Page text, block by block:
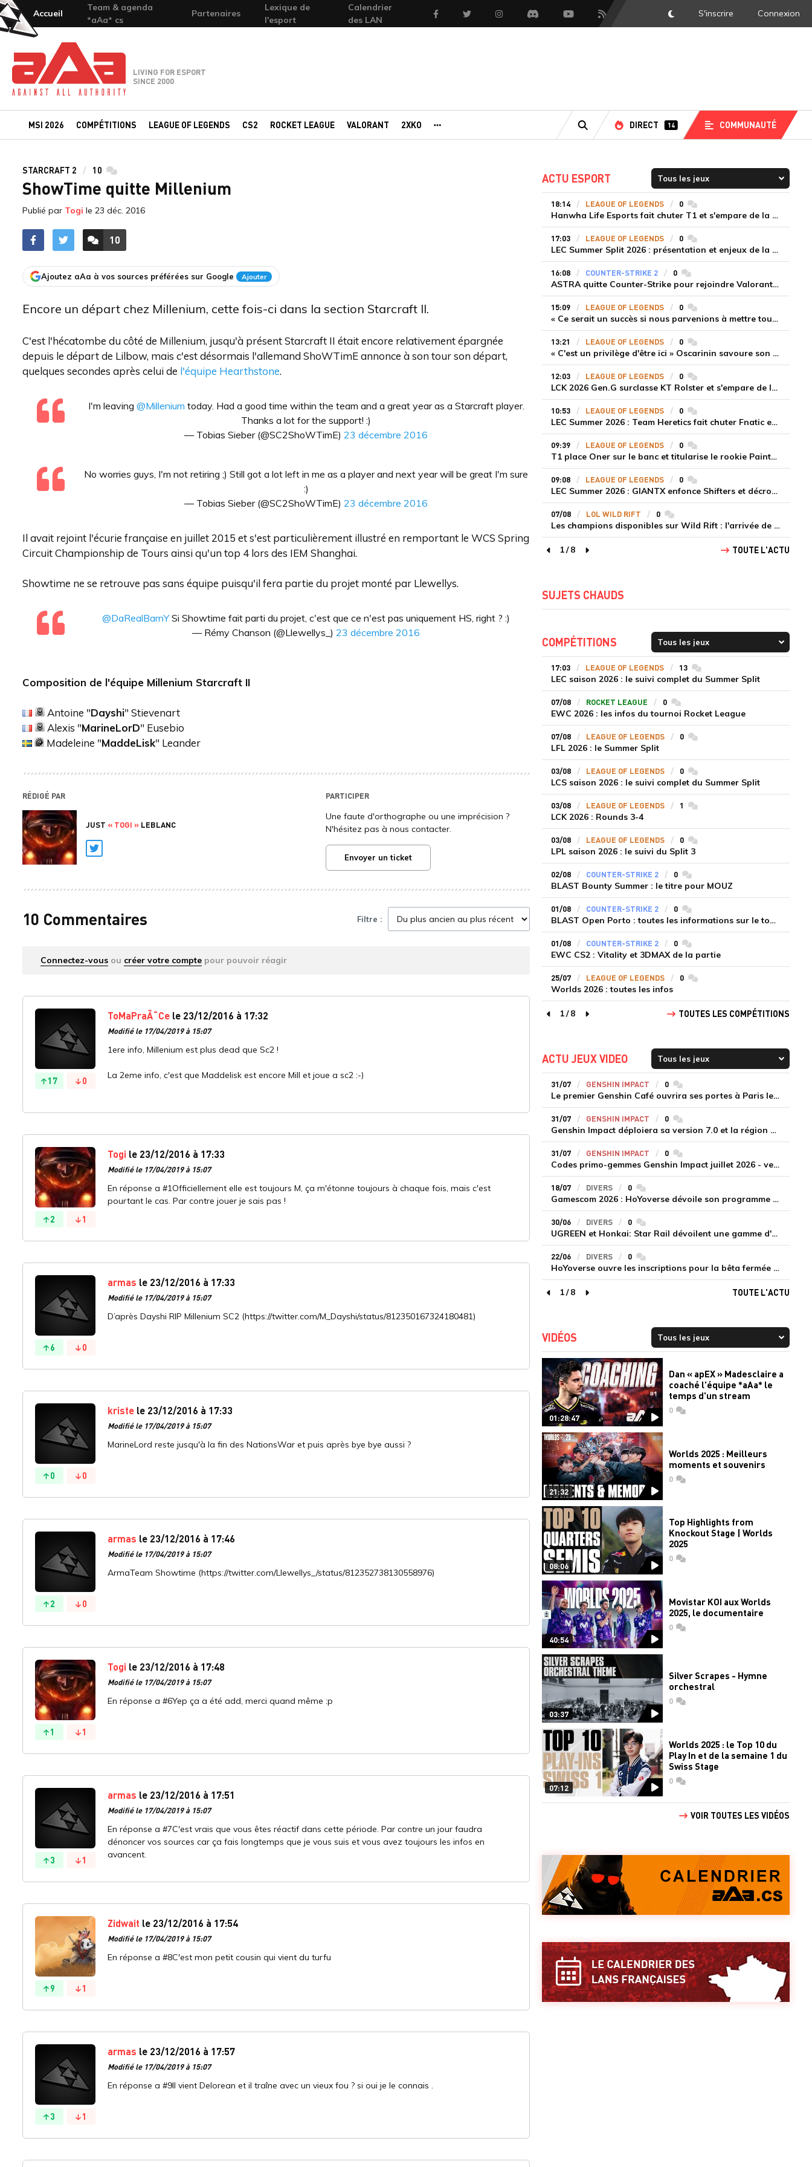
Accueil
Team & agenda
*aAa* cs
Partenaires
Lexique de
l'esport
Calendrier
des LAN
FacebookTwitter InstagramDiscord YoutubeFlux RSS DarkMode
S'inscrire Connexion
Team-aAa - against All authority
LIVING FOR ESPORT
SINCE 2000
MSI 2026 COMPÉTITIONS LEAGUE OF LEGENDS CS2 ROCKET LEAGUE VALORANT 2XKO
RECHERCHE
DIRECT 14 COMMUNAUTÉ
STARCRAFT 2 10 commentaires
ShowTime quitte Millenium
Publié par Togi le 23 déc. 2016
ACCÉDER AUX
10
COMMENTAIRES
Ajoutez aAa à vos sources préférées sur Google Ajouter
Encore un départ chez Millenium, cette fois-ci dans la section Starcraft II.
C'est l'hécatombe du côté de Millenium, jusqu'à présent Starcraft II était encore relativement épargnée
depuis le départ de Lilbow, mais c'est désormais l'allemand ShoWTimE annonce à son tour son départ,
quelques secondes après celui de l'équipe Hearthstone.
I'm leaving @Millenium today. Had a good time within the team and a great year as a Starcraft player.
Thanks a lot for the support! :)
— Tobias Sieber (@SC2ShoWTimE)23 décembre 2016
No worries guys, I'm not retiring ;) Still got a lot left in me as a player and next year will be great I'm sure
:)
— Tobias Sieber (@SC2ShoWTimE)23 décembre 2016
Il avait rejoint l'écurie française en juillet 2015 et s'est particulièrement illustré en remportant le WCS Spring
Circuit Championship de Tours ainsi qu'un top 4 lors des IEM Shanghai.
Showtime ne se retrouve pas sans équipe puisqu'il fera partie du projet monté par Llewellys.
@DaRealBarnYSi Showtime fait parti du projet, c'est que ce n'est pas uniquement HS, right ? :)
— Rémy Chanson (@Llewellys_)23 décembre 2016
Composition de l'équipe Millenium Starcraft II
Antoine "Dayshi" Stievenart
Alexis "MarineLorD" Eusebio
Madeleine "MaddeLisk" Leander
RÉDIGÉ PAR
JUST « TOGI » LEBLANC
Twitter
PARTICIPER
Une faute d'orthographe ou une imprécision ?
N'hésitez pas à nous contacter.
Envoyer un ticket
10 Commentaires Filtre :
Connectez-vous ou créer votre compte pour pouvoir réagir
17 0
ToMaPraÃ¯Ce le 23/12/2016 à 17:32
Modifié le 17/04/2019 à 15:07
1ere info, Millenium est plus dead que Sc2 !
La 2eme info, c'est que Maddelisk est encore Mill et joue a sc2 :-)
2 1
Togi le 23/12/2016 à 17:33
Modifié le 17/04/2019 à 15:07
En réponse a #1Officiellement elle est toujours M, ça m'étonne toujours à chaque fois, mais c'est
pourtant le cas. Par contre jouer je sais pas !
6 0
armas le 23/12/2016 à 17:33
Modifié le 17/04/2019 à 15:07
D’après Dayshi RIP Millenium SC2 (https://twitter.com/M_Dayshi/status/812350167324180481)
0 0
kriste le 23/12/2016 à 17:33
Modifié le 17/04/2019 à 15:07
MarineLord reste jusqu'à la fin des NationsWar et puis après bye bye aussi ?
2 0
armas le 23/12/2016 à 17:46
Modifié le 17/04/2019 à 15:07
ArmaTeam Showtime (https://twitter.com/Llewellys_/status/812352738130558976)
1 1
Togi le 23/12/2016 à 17:48
Modifié le 17/04/2019 à 15:07
En réponse a #6Yep ça a été add, merci quand même :p
3 1
armas le 23/12/2016 à 17:51
Modifié le 17/04/2019 à 15:07
En réponse a #7C'est vrais que vous êtes réactif dans cette période. Par contre un jour faudra
dénoncer vos sources car ça fais longtemps que je vous suis et vous avez toujours les infos en
avancent.
9 1
Zidwait le 23/12/2016 à 17:54
Modifié le 17/04/2019 à 15:07
En réponse a #8C'est mon petit cousin qui vient du turfu
3 1
armas le 23/12/2016 à 17:57
Modifié le 17/04/2019 à 15:07
En réponse a #9Il vient Delorean et il traîne avec un vieux fou ? si oui je le connais .
ACTU ESPORT
18:14 LEAGUE OF LEGENDS 0commentaires
Hanwha Life Esports fait chuter T1 et s'empare de la deuxième place du Legend Group
17:03 LEAGUE OF LEGENDS 0commentaires
LEC Summer Split 2026 : présentation et enjeux de la troisième semaine de compétition
16:08 COUNTER-STRIKE 2 0commentaires
ASTRA quitte Counter-Strike pour rejoindre Valorant et la scène compétitive Game Changers
15:09 LEAGUE OF LEGENDS 0commentaires
« Ce serait un succès si nous parvenions à mettre tous les joueurs à niveau pour espérer atteindre les playoffs », Nukeduck et Mithy après la victoire de Team Heretics
13:21 LEAGUE OF LEGENDS 0commentaires
« C'est un privilège d'être ici » Oscarinin savoure son retour en LEC et prépare sa revanche
12:03 LEAGUE OF LEGENDS 0commentaires
LCK 2026 Gen.G surclasse KT Rolster et s'empare de la deuxième place du Legend Group
10:53 LEAGUE OF LEGENDS 0commentaires
LEC Summer 2026 : Team Heretics fait chuter Fnatic et lance enfin sa saison estivale
09:39 LEAGUE OF LEGENDS 0commentaires
T1 place Oner sur le banc et titularise le rookie Painter face à Hanwha Life Esports
09:08 LEAGUE OF LEGENDS 0commentaires
LEC Summer 2026 : GIANTX enfonce Shifters et décroche sa première victoire
07/08 LOL WILD RIFT 0commentaires
Les champions disponibles sur Wild Rift : l'arrivée de Cho'Gath
page précédente
1/8
page suivante
TOUTE L'ACTU
SUJETS CHAUDS
COMPÉTITIONS
17:03 LEAGUE OF LEGENDS 13commentaires
LEC saison 2026 : le suivi complet du Summer Split
07/08 ROCKET LEAGUE 0commentaires
EWC 2026 : les infos du tournoi Rocket League
07/08 LEAGUE OF LEGENDS 0commentaires
LFL 2026 : le Summer Split
03/08 LEAGUE OF LEGENDS 0commentaires
LCS saison 2026 : le suivi complet du Summer Split
03/08 LEAGUE OF LEGENDS 1 commentaires
LCK 2026 : Rounds 3-4
03/08 LEAGUE OF LEGENDS 0commentaires
LPL saison 2026 : le suivi du Split 3
02/08 COUNTER-STRIKE 2 0commentaires
BLAST Bounty Summer : le titre pour MOUZ
01/08 COUNTER-STRIKE 2 0commentaires
BLAST Open Porto : toutes les informations sur le tournoi
01/08 COUNTER-STRIKE 2 0commentaires
EWC CS2 : Vitality et 3DMAX de la partie
25/07 LEAGUE OF LEGENDS 0commentaires
Worlds 2026 : toutes les infos
page précédente
1/8
page suivante
TOUTES LES COMPÉTITIONS
ACTU JEUX VIDEO
31/07 GENSHIN IMPACT 0commentaires
Le premier Genshin Café ouvrira ses portes à Paris le 14 août
31/07 GENSHIN IMPACT 0commentaires
Genshin Impact déploiera sa version 7.0 et la région de Snezhnaya le 12 août
31/07 GENSHIN IMPACT 0commentaires
Codes primo-gemmes Genshin Impact juillet 2026 - version 7.0
18/07 DIVERS 0commentaires
Gamescom 2026 : HoYoverse dévoile son programme et présente deux nouveaux jeux inédits
30/06 DIVERS 0commentaires
UGREEN et Honkai: Star Rail dévoilent une gamme d'accessoires de recharge en édition limitée
22/06 DIVERS 0commentaires
HoYoverse ouvre les inscriptions pour la bêta fermée de Honkai : Nexus Anima
page précédente
1/8
page suivante
TOUTE L'ACTU
VIDÉOS
01:28:47
Dan « apEX » Madesclaire a
coaché l'équipe *aAa* le
temps d'un stream
0commentaires
21:32
Worlds 2025 : Meilleurs
moments et souvenirs
0commentaires
08:06
Top Highlights from
Knockout Stage | Worlds
2025
0commentaires
40:54
Movistar KOI aux Worlds
2025, le documentaire
0commentaires
03:37
Silver Scrapes - Hymne
orchestral
0commentaires
07:12
Worlds 2025 : le Top 10 du
Play In et de la semaine 1 du
Swiss Stage
0commentaires
VOIR TOUTES LES VIDÉOS